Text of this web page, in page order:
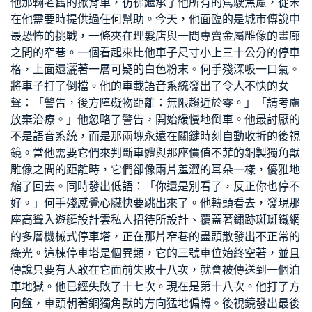
在他需要時提供過任何幫助。今天，他面臨的是城市傳說中
最恐怖的挑戰，一條夾在理髮店與一間專賣金屬雕像的畫廊
之間的窄巷。一個看起來比他車子尺寸小上三十公分的停車
格，上面還灑著一層可疑的白色粉末。何手殘深吸一口氣。
將車子打了倒檔。他的車載語音系統發出了令人不快的女
聲：「警告，後方障礙物距離：無限趨近於零。」「請考慮
放棄治療。」他忽略了警告，開始緩慢地倒車。他最討厭的
不是語音系統，而是那兩塊永遠在關鍵時刻自動收折的後視
鏡。當他需要它們來判斷車體與那座價值不菲的銅製獨角獸
雕像之間的距離時，它們卻像兩片羞澀的耳朵一樣，優雅地
縮了回去。同時發出低語：「你還是別看了，反正你也停不
好。」何手殘感覺心臟快要跳出來了。他轉頭看去，發現那
座高聳入遊艇設計雲私人招待所設計 、覆蓋著鏽跡斑斑鐵網
的多層機械式停車塔，正在那片窄巷的盡頭散發出不正常的
綠光。這棟停車塔是個異類，它的三號車位始終空著，並且
傳說只要有人敢在它面前失敗十八次，就會被傳送到一個泊
車地獄。他已經失敗了十七次。現在是第十八次。他打了方
向盤，車頭朝著銅獨角獸的方向猛地偏轉。後視鏡發出最後